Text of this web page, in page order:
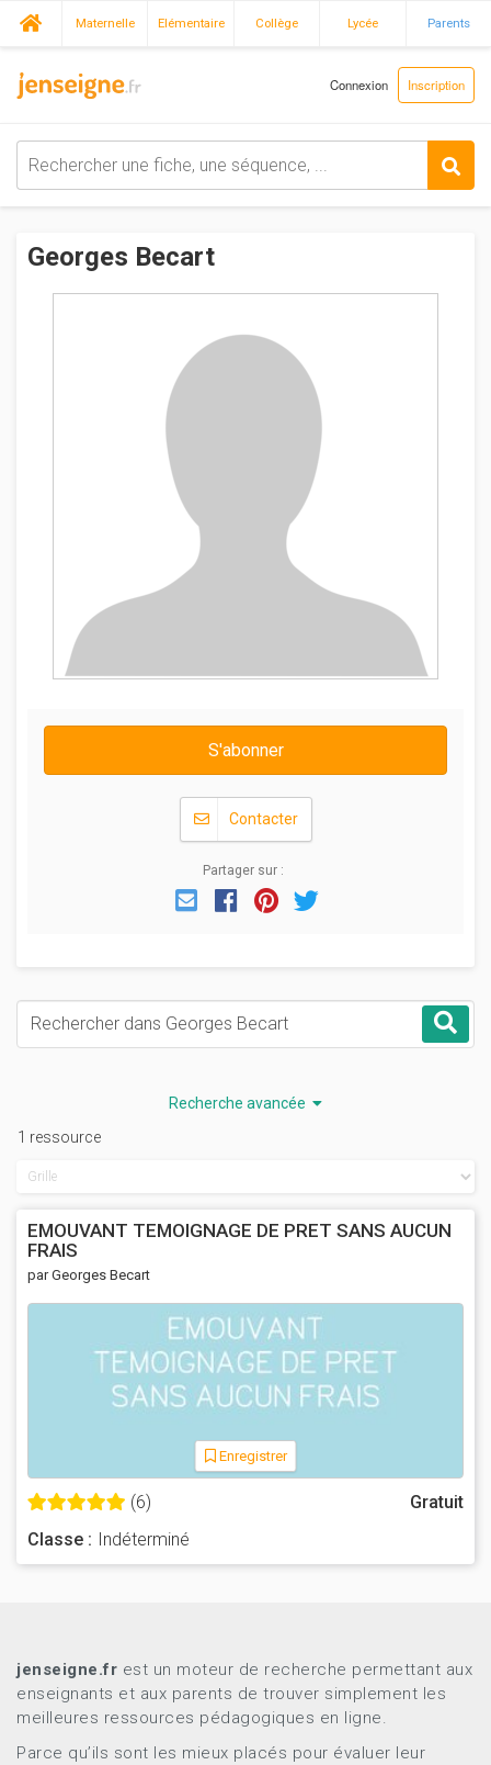
Maternelle Elémentaire Collège Lycée Parents
Connexion Inscription
Georges Becart
S'abonner
Contacter
Partager sur :
EmailFacebook
Pinterest
Recherche avancée
1 ressource
EMOUVANT TEMOIGNAGE DE PRET SANS AUCUN
FRAIS
par Georges Becart
Enregistrer
(6)
Gratuit
Classe : Indéterminé
jenseigne.fr est un moteur de recherche permettant aux
enseignants et aux parents de trouver simplement les
meilleures ressources pédagogiques en ligne.
Parce qu’ils sont les mieux placés pour évaluer leur